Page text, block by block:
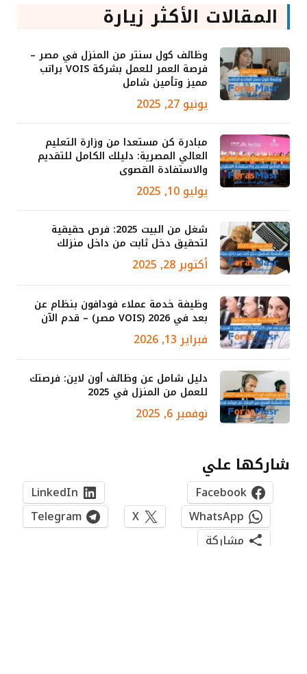
المقالات الأكثر زيارة
وظائف كول سنتر من المنزل في مصر –
فرصة العمر للعمل بشركة VOIS براتب
مميز وتأمين شامل
يونيو 27, 2025
مبادرة كن مستعدا من وزارة التعليم
العالي المصرية: دليلك الكامل للتقديم
والاستفادة القصوى
يوليو 10, 2025
شغل من البيت 2025: فرص حقيقية
لتحقيق دخل ثابت من داخل منزلك
أكتوبر 28, 2025
وظيفة خدمة عملاء فودافون بنظام عن
بعد في 2026 (VOIS مصر) – قدم الآن
فبراير 13, 2026
دليل شامل عن وظائف أون لاين: فرصتك
للعمل من المنزل في 2025
نوفمبر 6, 2025
شاركها علي
Facebook
LinkedIn
WhatsApp
X
Telegram
مشاركة